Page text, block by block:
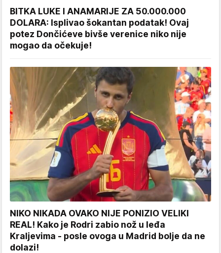
BITKA LUKE I ANAMARIJE ZA 50.000.000
DOLARA: Isplivao šokantan podatak! Ovaj
potez Dončićeve bivše verenice niko nije
mogao da očekuje!
NIKO NIKADA OVAKO NIJE PONIZIO VELIKI
REAL! Kako je Rodri zabio nož u leđa
Kraljevima - posle ovoga u Madrid bolje da ne
dolazi!